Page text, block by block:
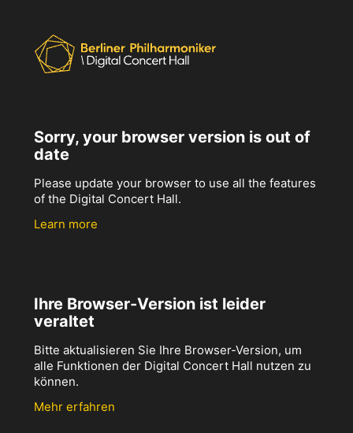
Sorry, your browser version is out of
date
Please update your browser to use all the features
of the Digital Concert Hall.
Learn more
Ihre Browser-Version ist leider
veraltet
Bitte aktualisieren Sie Ihre Browser-Version, um
alle Funktionen der Digital Concert Hall nutzen zu
können.
Mehr erfahren